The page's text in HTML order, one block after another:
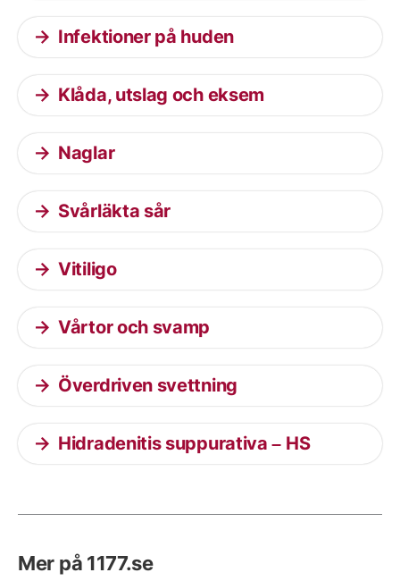
Infektioner på huden
Klåda, utslag och eksem
Naglar
Svårläkta sår
Vitiligo
Vårtor och svamp
Överdriven svettning
Hidradenitis suppurativa – HS
Mer på 1177.se